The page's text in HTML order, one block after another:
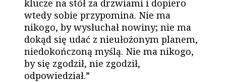
klucze na stół za drzwiami i dopiero
wtedy sobie przypomina. Nie ma
nikogo, by wysłuchał nowiny; nie ma
dokąd się udać z nieułożonym planem,
niedokończoną myślą. Nie ma nikogo,
by się zgodził, nie zgodził,
odpowiedział.”